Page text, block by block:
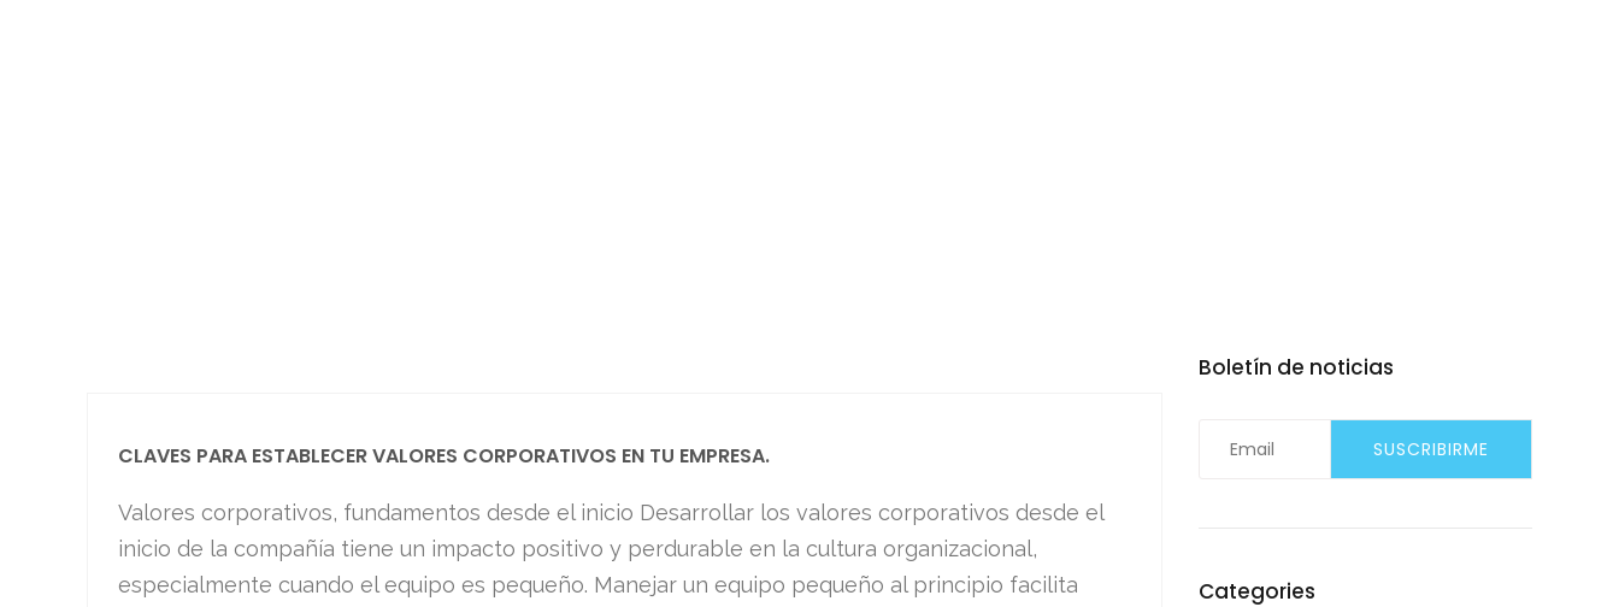
CLAVES PARA ESTABLECER VALORES CORPORATIVOS EN TU EMPRESA.
Valores corporativos, fundamentos desde el inicio Desarrollar los valores corporativos desde el
inicio de la compañía tiene un impacto positivo y perdurable en la cultura organizacional,
especialmente cuando el equipo es pequeño. Manejar un equipo pequeño al principio facilita
Boletín de noticias
Categories